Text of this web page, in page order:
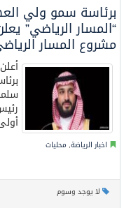
برئاسة سمو ولي
“المسار الرياضي”
مشروع المسار
اخبار الرياضة, محليات
لا يوجد وسوم